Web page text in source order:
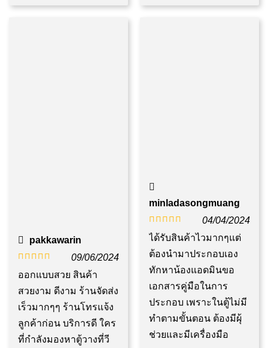
pakkawarin
ให้คะแนน
5ตั้งแต่ 1-5
คะแนน
09/06/2024
ออกแบบสวย สินค้า
สวยงาม ดีงาม ร้านจัดส่ง
เร็วมากๆๆ ร้านโทรแจ้ง
ลูกค้าก่อน บริการดี ใคร
ที่กำลังมองหาตู้วางที่วี
minladasongmuang
ให้คะแนน
5ตั้งแต่ 1-5
คะแนน
04/04/2024
ได้รับสินค้าไวมากๆแต่
ต้องนำมาประกอบเอง
ทักหาน้องแอดมินขอ
เอกสารคู่มือในการ
ประกอบ เพราะในตู้ไม่มี
ทำตามขั้นตอน ต้องมีผุ้
ช่วยและมีเครื่องมือ